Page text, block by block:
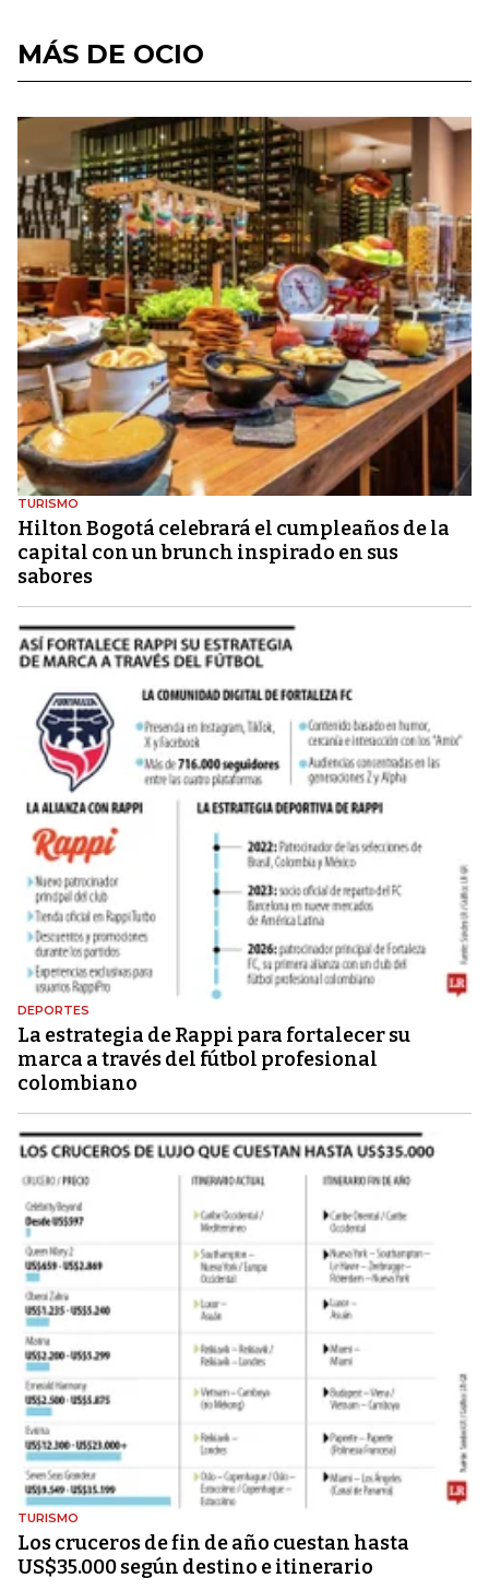
MÁS DE OCIO
TURISMO
Hilton Bogotá celebrará el cumpleaños de la
capital con un brunch inspirado en sus
sabores
DEPORTES
La estrategia de Rappi para fortalecer su
marca a través del fútbol profesional
colombiano
TURISMO
Los cruceros de fin de año cuestan hasta
US$35.000 según destino e itinerario